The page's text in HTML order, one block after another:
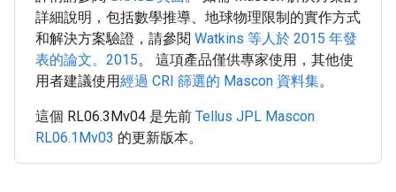
詳細說明，包括數學推導、地球物理限制的實作方式
和解決方案驗證，請參閱 Watkins 等人於 2015 年發
表的論文。2015。 這項產品僅供專家使用，其他使
用者建議使用經過 CRI 篩選的 Mascon 資料集。
這個 RL06.3Mv04 是先前 Tellus JPL Mascon
RL06.1Mv03 的更新版本。